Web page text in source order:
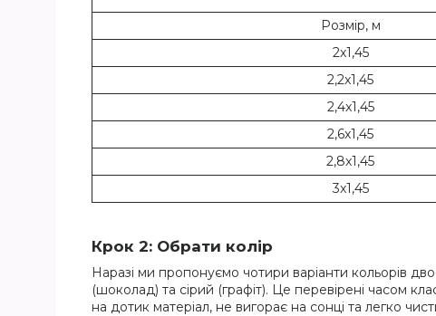
Розмір, м
2x1,45
2,2x1,45
2,4x1,45
2,6x1,45
2,8x1,45
3x1,45
Крок 2: Обрати колір
Наразі ми пропонуємо чотири варіанти кольорів
(шоколад) та сірий (графіт). Це перевірені часом
на дотик матеріал, не вигорає на сонці та легко